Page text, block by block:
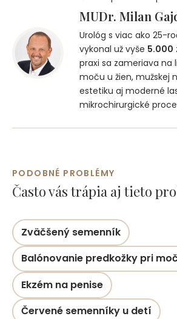
MUDr. Milan
Urológ s viac ako 25-
vykonal už vyše 5.000
praxi sa zameriava na
moču u žien, mužskej
estetiku aj moderné
mikrochirurgické
PODOBNÉ PROBLÉMY
Často vás trápia aj tieto
Zväčšený semenník
Balónovanie predkožky pri
Ekzém na penise
Červené semenníky u detí